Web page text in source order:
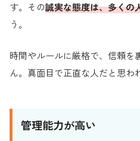
す。その誠実な態度は、多くの
う。
時間やルールに厳格で、信頼を
ん。真面目で正直な人だと思わ
管理能力が高い